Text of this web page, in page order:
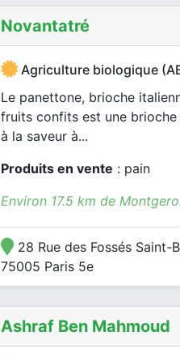
Novantatré
Agriculture biologique
Le panettone, brioche
fruits confits est une brioche
à la saveur à...
Produits en vente : pain
Environ 17.5 km de
28 Rue des Fossés Saint-
75005 Paris 5e
Ashraf Ben Mahmoud